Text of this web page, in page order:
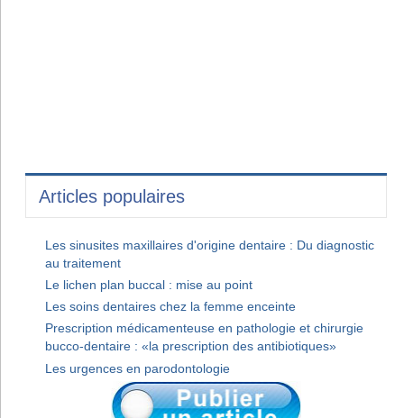
Articles populaires
Les sinusites maxillaires d'origine dentaire : Du diagnostic
au traitement
Le lichen plan buccal : mise au point
Les soins dentaires chez la femme enceinte
Prescription médicamenteuse en pathologie et chirurgie
bucco-dentaire : «la prescription des antibiotiques»
Les urgences en parodontologie